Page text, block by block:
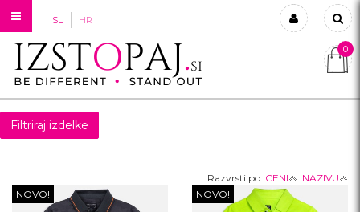
SL HR
Prijavi se
0
Filtriraj izdelke
Razvrsti po: CENI
NAZIVU
NOVO!
NOVO!